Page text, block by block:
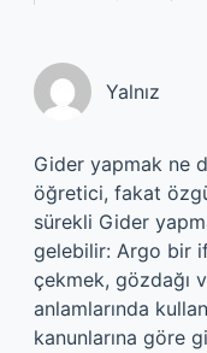
Yalnız
Gider yapmak ne
öğretici, fakat
sürekli Gider
gelebilir: Argo bir
çekmek, gözdağı
anlamlarında
kanunlarına göre